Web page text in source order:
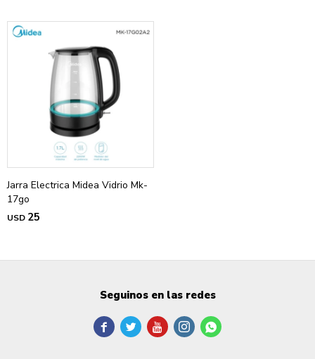
Jarra Electrica Midea Vidrio Mk-
17go
USD 25
Seguinos en las redes
    